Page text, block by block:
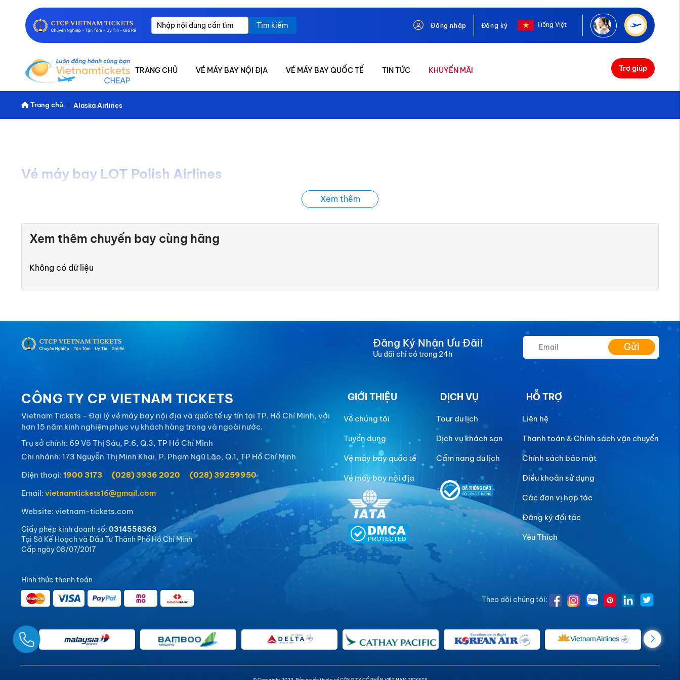
Tìm kiếm Đăng nhập Đăng ký Tiếng Việt
TRANG CHỦ VÉ MÁY BAY NỘI ĐỊA VÉ MÁY BAY QUỐC TẾ TIN TỨC KHUYẾN MÃI Trợ giúp
Trang chủ Alaska Airlines
Vé máy bay LOT Polish Airlines
Xem thêm
Xem thêm chuyến bay cùng hãng
Không có dữ liệu
Đăng Ký Nhận Ưu Đãi!
Ưu đãi chỉ có trong 24h
Gửi
CÔNG TY CP VIETNAM TICKETS
Vietnam Tickets - Đại lý vé máy bay nội địa và quốc tế uy tín tại TP. Hồ Chí Minh, với
hơn 15 năm kinh nghiệm phục vụ khách hàng trong và ngoài nước.
Trụ sở chính: 69 Võ Thị Sáu, P.6, Q.3, TP Hồ Chí Minh
Chi nhánh: 173 Nguyễn Thị Minh Khai, P. Phạm Ngũ Lão, Q.1, TP Hồ Chí Minh
Điện thoại: 1900 3173 (028) 3936 2020
(028) 39259950
Email: vietnamtickets16@gmail.com
Website: vietnam-tickets.com
Giấy phép kinh doanh số: 0314558363
Tại Sở Kế Hoạch và Đầu Tư Thành Phố Hồ Chí Minh
Cấp ngày 08/07/2017
GIỚI THIỆU
Về chúng tôi
Tuyển dụng
Vé máy bay quốc tế
Vé máy bay nội địa
DỊCH VỤ
Tour du lịch
Dịch vụ khách sạn
Cẩm nang du lịch
HỖ TRỢ
Liên hệ
Thanh toán & Chính sách vận chuyển
Chính sách bảo mật
Điều khoản sử dụng
Các đơn vị hợp tác
Đăng ký đối tác
Yêu Thích
Hình thức thanh toán
Theo dõi chúng tôi: